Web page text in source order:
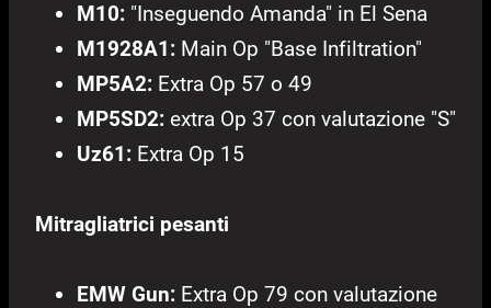
M10: "Inseguendo Amanda" in El Sena
M1928A1: Main Op "Base Infiltration"
MP5A2: Extra Op 57 o 49
MP5SD2: extra Op 37 con valutazione "S"
Uz61: Extra Op 15
Mitragliatrici pesanti
EMW Gun: Extra Op 79 con valutazione